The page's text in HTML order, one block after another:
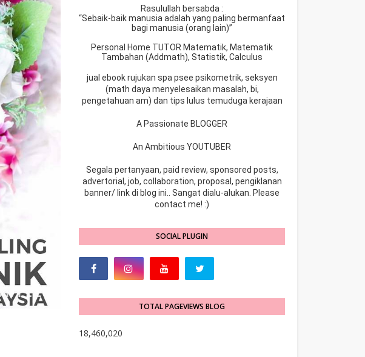
Rasulullah bersabda :
“Sebaik-baik manusia adalah yang paling bermanfaat
bagi manusia (orang lain)”
Personal Home TUTOR Matematik, Matematik
Tambahan (Addmath), Statistik, Calculus
jual ebook rujukan spa psee psikometrik, seksyen
(math daya menyelesaikan masalah, bi,
pengetahuan am) dan tips lulus temuduga kerajaan
A Passionate BLOGGER
An Ambitious YOUTUBER
Segala pertanyaan, paid review, sponsored posts,
advertorial, job, collaboration, proposal, pengiklanan
banner/ link di blog ini.. Sangat dialu-alukan. Please
contact me! :)
SOCIAL PLUGIN
TOTAL PAGEVIEWS BLOG
18,460,020